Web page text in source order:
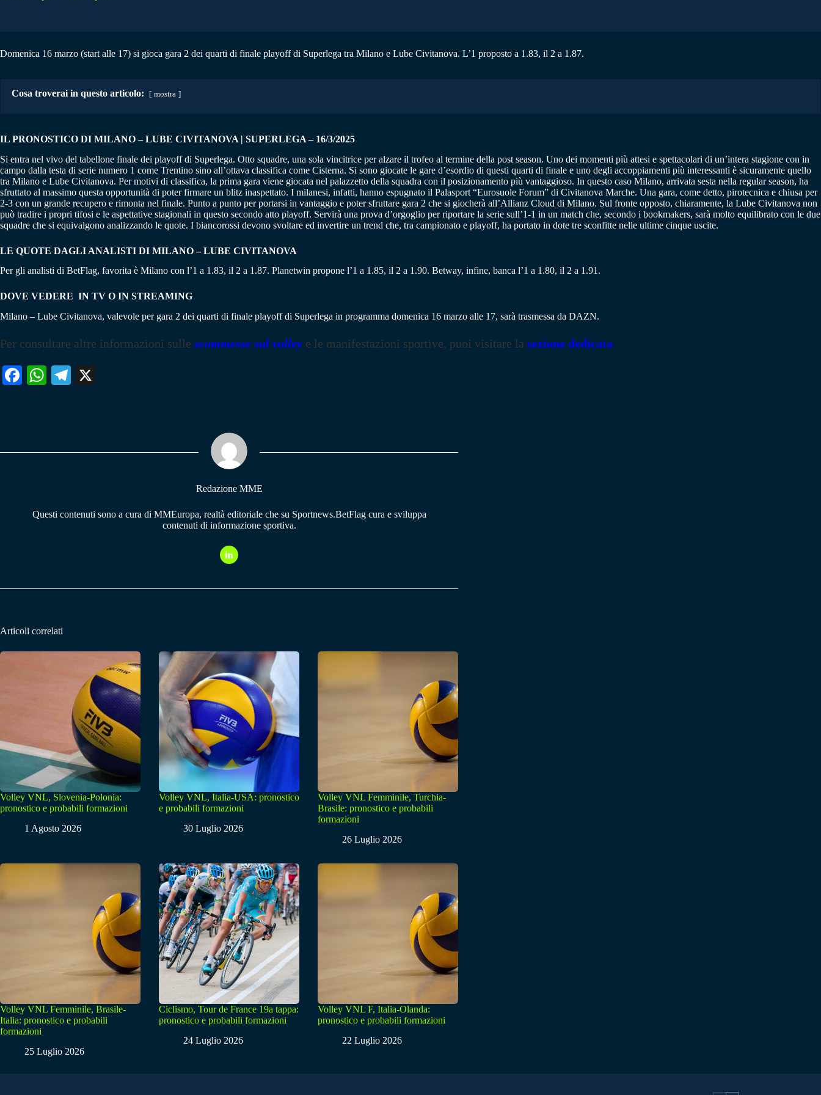
Domenica 16 marzo (start alle 17) si gioca gara 2 dei quarti di finale playoff di Superlega tra Milano e Lube Civitanova. L’1 proposto a 1.83, il 2 a 1.87.
Cosa troverai in questo articolo: mostra
IL PRONOSTICO DI MILANO – LUBE CIVITANOVA | SUPERLEGA – 16/3/2025
Si entra nel vivo del tabellone finale dei playoff di Superlega. Otto squadre, una sola vincitrice per alzare il trofeo al termine della post season. Uno dei momenti più attesi e spettacolari di un’intera stagione con in
campo dalla testa di serie numero 1 come Trentino sino all’ottava classifica come Cisterna. Si sono giocate le gare d’esordio di questi quarti di finale e uno degli accoppiamenti più interessanti è sicuramente quello
tra Milano e Lube Civitanova. Per motivi di classifica, la prima gara viene giocata nel palazzetto della squadra con il posizionamento più vantaggioso. In questo caso Milano, arrivata sesta nella regular season, ha
sfruttato al massimo questa opportunità di poter firmare un blitz inaspettato. I milanesi, infatti, hanno espugnato il Palasport “Eurosuole Forum” di Civitanova Marche. Una gara, come detto, pirotecnica e chiusa per
2-3 con un grande recupero e rimonta nel finale. Punto a punto per portarsi in vantaggio e poter sfruttare gara 2 che si giocherà all’Allianz Cloud di Milano. Sul fronte opposto, chiaramente, la Lube Civitanova non
può tradire i propri tifosi e le aspettative stagionali in questo secondo atto playoff. Servirà una prova d’orgoglio per riportare la serie sull’1-1 in un match che, secondo i bookmakers, sarà molto equilibrato con le due
squadre che si equivalgono analizzando le quote. I biancorossi devono svoltare ed invertire un trend che, tra campionato e playoff, ha portato in dote tre sconfitte nelle ultime cinque uscite.
LE QUOTE DAGLI ANALISTI DI MILANO – LUBE CIVITANOVA
Per gli analisti di BetFlag, favorita è Milano con l’1 a 1.83, il 2 a 1.87. Planetwin propone l’1 a 1.85, il 2 a 1.90. Betway, infine, banca l’1 a 1.80, il 2 a 1.91.
DOVE VEDERE IN TV O IN STREAMING
Milano – Lube Civitanova, valevole per gara 2 dei quarti di finale playoff di Superlega in programma domenica 16 marzo alle 17, sarà trasmessa da DAZN.
Per consultare altre informazioni sulle scommesse sul volley e le manifestazioni sportive, puoi visitare la sezione dedicata
Fa W
pp
Te
m
Redazione MME
Questi contenuti sono a cura di MMEuropa, realtà editoriale che su Sportnews.BetFlag cura e sviluppa
contenuti di informazione sportiva.
Articoli correlati
Volley VNL, Slovenia-Polonia:
pronostico e probabili formazioni
1 Agosto 2026
Volley VNL, Italia-USA: pronostico
e probabili formazioni
30 Luglio 2026
Volley VNL Femminile, Turchia-
Brasile: pronostico e probabili
formazioni
26 Luglio 2026
Volley VNL Femminile, Brasile-
Italia: pronostico e probabili
formazioni
25 Luglio 2026
Ciclismo, Tour de France 19a tappa:
pronostico e probabili formazioni
24 Luglio 2026
Volley VNL F, Italia-Olanda:
pronostico e probabili formazioni
22 Luglio 2026